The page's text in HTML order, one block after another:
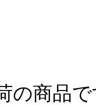
の商品